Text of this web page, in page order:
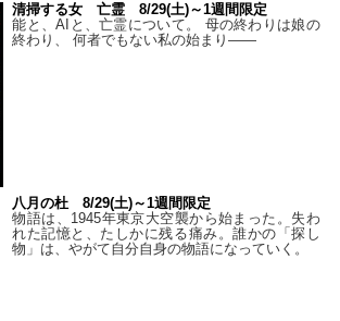
清掃する女 亡霊 8/29(土)～1週間限定
能と、AIと、亡霊について。 母の終わりは娘の
終わり、 何者でもない私の始まり――
八月の杜 8/29(土)～1週間限定
物語は、1945年東京大空襲から始まった。失わ
れた記憶と、たしかに残る痛み。誰かの「探し
物」は、やがて自分自身の物語になっていく。